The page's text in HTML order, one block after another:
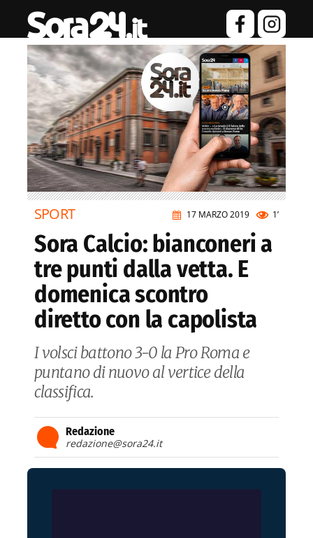
17 MARZO 2019 1’
SPORT
Sora Calcio: bianconeri a
tre punti dalla vetta. E
domenica scontro
diretto con la capolista
I volsci battono 3-0 la Pro Roma e
puntano di nuovo al vertice della
classifica.
Redazione
redazione@sora24.it